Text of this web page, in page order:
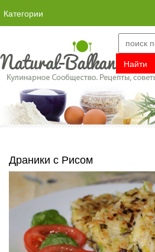
Категории
Драники с Рисом